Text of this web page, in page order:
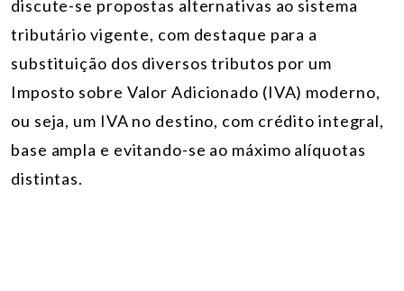
discute-se propostas alternativas ao sistema
tributário vigente, com destaque para a
substituição dos diversos tributos por um
Imposto sobre Valor Adicionado (IVA) moderno,
ou seja, um IVA no destino, com crédito integral,
base ampla e evitando-se ao máximo alíquotas
distintas.